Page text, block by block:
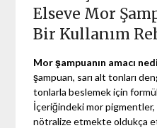
Elseve Mor
Bir Kullanım
Mor şampuanın amacı
şampuan, sarı alt tonları
tonlarla beslemek için
İçeriğindeki mor pigmentler,
nötralize etmekte oldukça